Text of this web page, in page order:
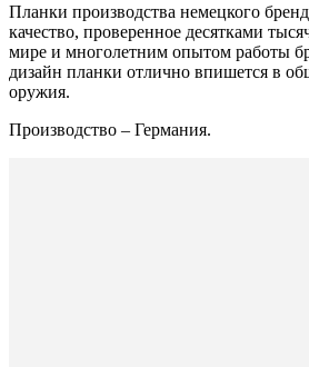
Планки производства немецкого
качество, проверенное десятками
мире и многолетним опытом работы
дизайн планки отлично впишется в
оружия.
Производство – Германия.